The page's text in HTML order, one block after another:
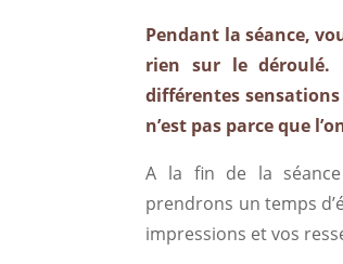
Pendant la séance,
rien sur le déroulé.
différentes
n’est pas parce que
A la fin de la
prendrons un temps
impressions et vos